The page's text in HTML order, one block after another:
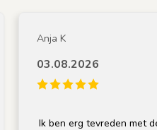
Anja K
03.08.2026
Ik ben erg tevreden met de